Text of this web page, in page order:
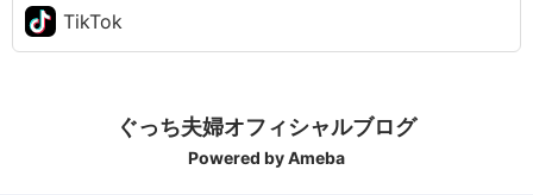
TikTok
ぐっち夫婦オフィシャルブログ
Powered by Ameba